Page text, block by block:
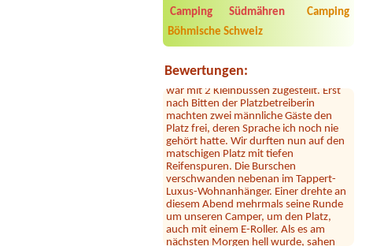
Camping Südmähren
Camping
Böhmische Schweiz
Bewertungen:
Die Bilder mit dem See täuschen. Der
See liegt ein Stück entfernt. Dafür ist
ein Clan! Der uns zugewiesene Platz
war mit 2 Kleinbussen zugestellt. Erst
nach Bitten der Platzbetreiberin
machten zwei männliche Gäste den
Platz frei, deren Sprache ich noch nie
gehört hatte. Wir durften nun auf den
matschigen Platz mit tiefen
Reifenspuren. Die Burschen
verschwanden nebenan im Tappert-
Luxus-Wohnanhänger. Einer drehte an
diesem Abend mehrmals seine Runde
um unseren Camper, um den Platz,
auch mit einem E-Roller. Als es am
nächsten Morgen hell wurde, sahen
wir uns zwischen 8 dieser luxiuriösen